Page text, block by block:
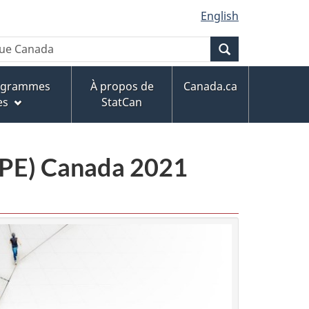
English
À propos de
StatCan
Canada.ca
Canada 2021